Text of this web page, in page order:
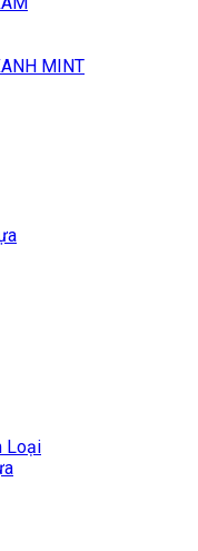
MINT
Loại